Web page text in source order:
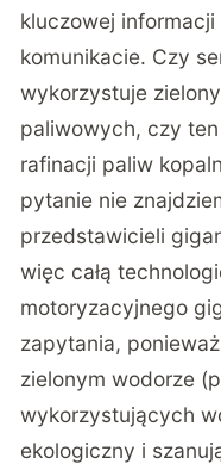
kluczowej
komunikacie. Czy
wykorzystuje
paliwowych, czy
rafinacji paliw
pytanie nie
przedstawicieli
więc całą
motoryzacyjnego
zapytania,
zielonym wodorze
wykorzystujących
ekologiczny i